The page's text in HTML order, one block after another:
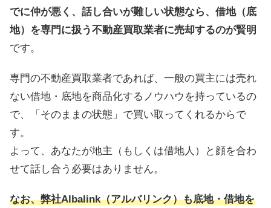
でに仲が悪く、話し合いが難しい状態なら、借地（底
地）を専門に扱う不動産買取業者に売却するのが賢明
です。
専門の不動産買取業者であれば、一般の買主には売れ
ない借地・底地を商品化するノウハウを持っているの
で、「そのままの状態」で買い取ってくれるからで
す。
よって、あなたが地主（もしくは借地人）と顔を合わ
せて話し合う必要はありません。
なお、弊社Albalink（アルバリンク）も底地・借地を